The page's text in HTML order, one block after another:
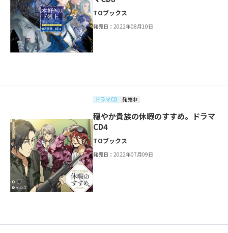
TOブックス
発売日：2022年08月10日
ドラマCD 発売中
穏やか貴族の休暇のすすめ。ドラマ
CD4
TOブックス
発売日：2022年07月09日